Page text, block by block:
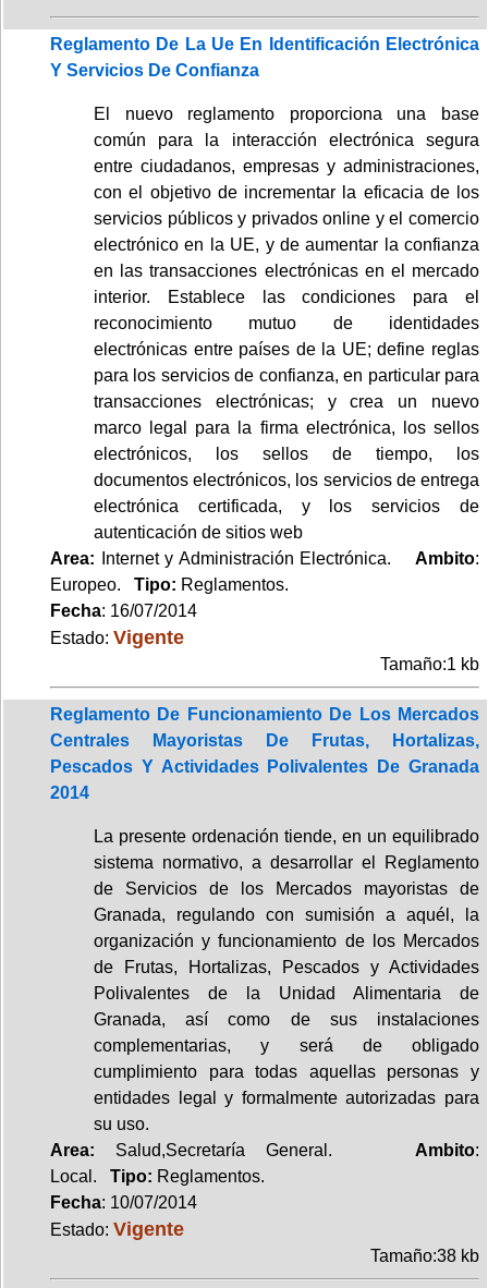
Reglamento De La Ue En Identificación Electrónica
Y Servicios De Confianza
El nuevo reglamento proporciona una base
común para la interacción electrónica segura
entre ciudadanos, empresas y administraciones,
con el objetivo de incrementar la eficacia de los
servicios públicos y privados online y el comercio
electrónico en la UE, y de aumentar la confianza
en las transacciones electrónicas en el mercado
interior. Establece las condiciones para el
reconocimiento mutuo de identidades
electrónicas entre países de la UE; define reglas
para los servicios de confianza, en particular para
transacciones electrónicas; y crea un nuevo
marco legal para la firma electrónica, los sellos
electrónicos, los sellos de tiempo, los
documentos electrónicos, los servicios de entrega
electrónica certificada, y los servicios de
autenticación de sitios web
Area: Internet y Administración Electrónica. Ambito:
Europeo. Tipo: Reglamentos.
Fecha: 16/07/2014
Estado: Vigente
Tamaño:1 kb
Reglamento De Funcionamiento De Los Mercados
Centrales Mayoristas De Frutas, Hortalizas,
Pescados Y Actividades Polivalentes De Granada
2014
La presente ordenación tiende, en un equilibrado
sistema normativo, a desarrollar el Reglamento
de Servicios de los Mercados mayoristas de
Granada, regulando con sumisión a aquél, la
organización y funcionamiento de los Mercados
de Frutas, Hortalizas, Pescados y Actividades
Polivalentes de la Unidad Alimentaria de
Granada, así como de sus instalaciones
complementarias, y será de obligado
cumplimiento para todas aquellas personas y
entidades legal y formalmente autorizadas para
su uso.
Area: Salud,Secretaría General. Ambito:
Local. Tipo: Reglamentos.
Fecha: 10/07/2014
Estado: Vigente
Tamaño:38 kb